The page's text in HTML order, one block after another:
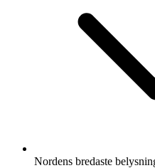
Nordens bredaste